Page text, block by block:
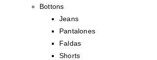
Bottons
Jeans
Pantalones
Faldas
Shorts